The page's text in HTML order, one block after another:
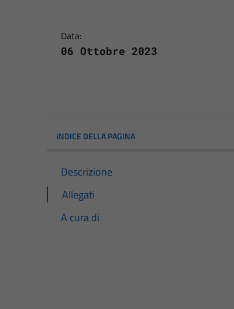
Data:
06 Ottobre 2023
INDICE DELLA PAGINA
Descrizione
Allegati
A cura di